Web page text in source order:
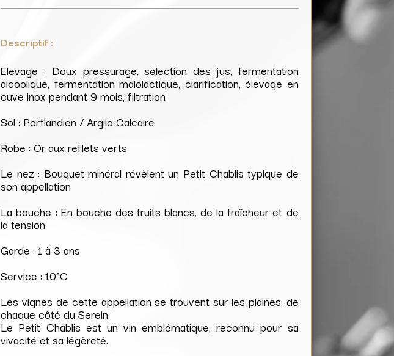
Descriptif :
Elevage : Doux pressurage, sélection des jus, fermentation
alcoolique, fermentation malolactique, clarification, élevage en
cuve inox pendant 9 mois, filtration
Sol : Portlandien / Argilo Calcaire
Robe : Or aux reflets verts
Le nez : Bouquet minéral révèlent un Petit Chablis typique de
son appellation
La bouche : En bouche des fruits blancs, de la fraîcheur et de
la tension
Garde : 1 à 3 ans
Service : 10°C
Les vignes de cette appellation se trouvent sur les plaines, de
chaque côté du Serein.
Le Petit Chablis est un vin emblématique, reconnu pour sa
vivacité et sa légèreté.